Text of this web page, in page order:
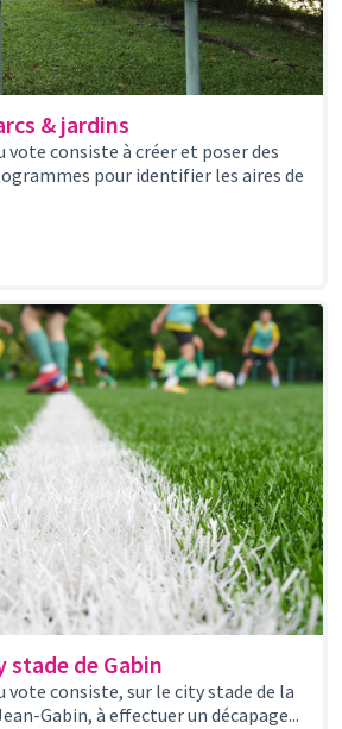
& jardins
vote consiste à créer et poser des
pour identifier les aires de
stade de Gabin
vote consiste, sur le city stade de la
Gabin, à effectuer un décapage...